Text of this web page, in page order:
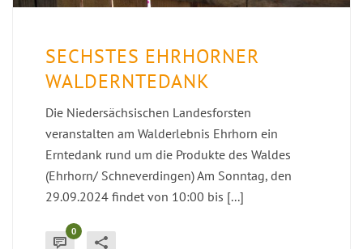
SECHSTES EHRHORNER
WALDERNTEDANK
Die Niedersächsischen Landesforsten
veranstalten am Walderlebnis Ehrhorn ein
Erntedank rund um die Produkte des Waldes
(Ehrhorn/ Schneverdingen) Am Sonntag, den
29.09.2024 findet von 10:00 bis [...]
0